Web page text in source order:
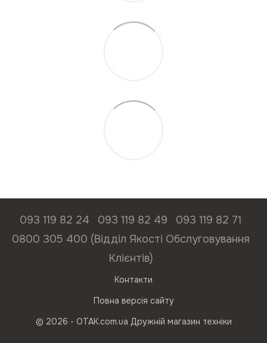
093 119 82 24 093 119 82 49
093 119 82 71
0800 305 400 (Відділ Якості Обслуговування
Клієнтів)
Контакти
Повна версія сайту
© 2026 - ОТАК.com.ua Дружній магазин техніки